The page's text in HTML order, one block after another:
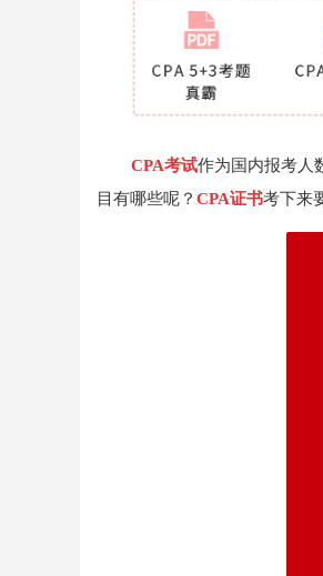
CPA考试作为国内报考人
目有哪些呢？ CPA证书考下来